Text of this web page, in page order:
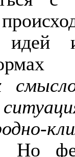
идей
Но